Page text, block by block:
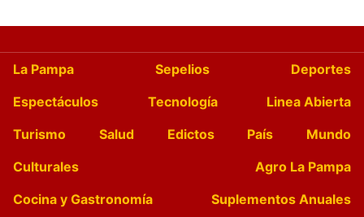
La Pampa Sepelios
Deportes
Espectáculos
Tecnología
Linea Abierta
Turismo
Salud Edictos País
Mundo
Culturales
Agro La Pampa
Cocina y Gastronomía
Suplementos Anuales